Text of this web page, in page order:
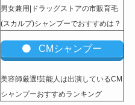
男女兼用|ドラッグストアの市販育毛
(スカルプ)シャンプーでおすすめは？
CMシャンプー
美容師厳選!芸能人は出演しているCM
シャンプーおすすめランキング